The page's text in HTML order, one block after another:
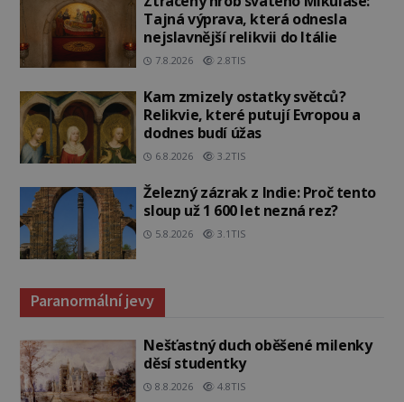
Tajná výprava, která odnesla
nejslavnější relikvii do Itálie
7.8.2026 2.8TIS
Kam zmizely ostatky světců?
Relikvie, které putují Evropou a
dodnes budí úžas
6.8.2026 3.2TIS
Železný zázrak z Indie: Proč tento
sloup už 1 600 let nezná rez?
5.8.2026 3.1TIS
Paranormální jevy
Nešťastný duch oběšené milenky
děsí studentky
8.8.2026 4.8TIS